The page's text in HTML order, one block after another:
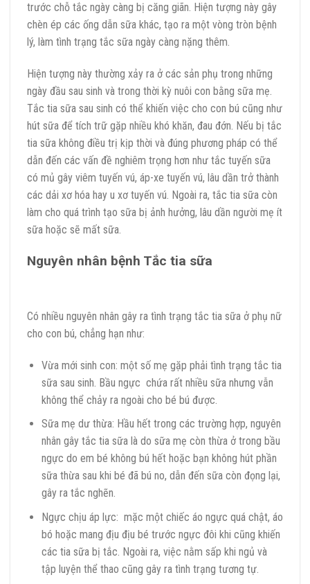
trước chỗ tắc ngày càng bị căng giãn. Hiện tượng này gây
chèn ép các ống dẫn sữa khác, tạo ra một vòng tròn bệnh
lý, làm tình trạng tắc sữa ngày càng nặng thêm.
Hiện tượng này thường xảy ra ở các sản phụ trong những
ngày đầu sau sinh và trong thời kỳ nuôi con bằng sữa mẹ.
Tắc tia sữa sau sinh có thể khiến việc cho con bú cũng như
hút sữa để tích trữ gặp nhiều khó khăn, đau đớn. Nếu bị tắc
tia sữa không điều trị kịp thời và đúng phương pháp có thể
dẫn đến các vấn đề nghiêm trọng hơn như tắc tuyến sữa
có mủ gây viêm tuyến vú, áp-xe tuyến vú, lâu dần trở thành
các dải xơ hóa hay u xơ tuyến vú. Ngoài ra, tắc tia sữa còn
làm cho quá trình tạo sữa bị ảnh hưởng, lâu dần người mẹ ít
sữa hoặc sẽ mất sữa.
Nguyên nhân bệnh Tắc tia sữa
Có nhiều nguyên nhân gây ra tình trạng tắc tia sữa ở phụ nữ
cho con bú, chẳng hạn như:
Vừa mới sinh con: một số mẹ gặp phải tình trạng tắc tia
sữa sau sinh. Bầu ngực chứa rất nhiều sữa nhưng vẫn
không thể chảy ra ngoài cho bé bú được.
Sữa mẹ dư thừa: Hầu hết trong các trường hợp, nguyên
nhân gây tắc tia sữa là do sữa mẹ còn thừa ở trong bầu
ngực do em bé không bú hết hoặc bạn không hút phần
sữa thừa sau khi bé đã bú no, dẫn đến sữa còn đọng lại,
gây ra tắc nghẽn.
Ngực chịu áp lực: mặc một chiếc áo ngực quá chật, áo
bó hoặc mang địu địu bé trước ngực đôi khi cũng khiến
các tia sữa bị tắc. Ngoài ra, việc nằm sấp khi ngủ và
tập luyện thể thao cũng gây ra tình trạng tương tự.